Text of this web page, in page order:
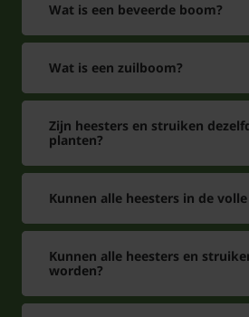
Wat is een beveerde boom?
Wat is een zuilboom?
Zijn heesters en struiken
planten?
Kunnen alle heesters in de volle
Kunnen alle heesters en
worden?